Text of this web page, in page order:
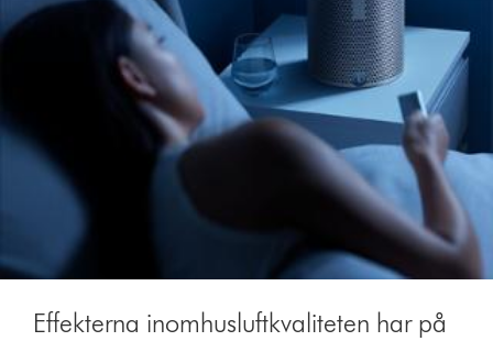
Effekterna inomhusluftkvaliteten har på